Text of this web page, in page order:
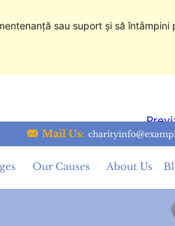
sau suport și să